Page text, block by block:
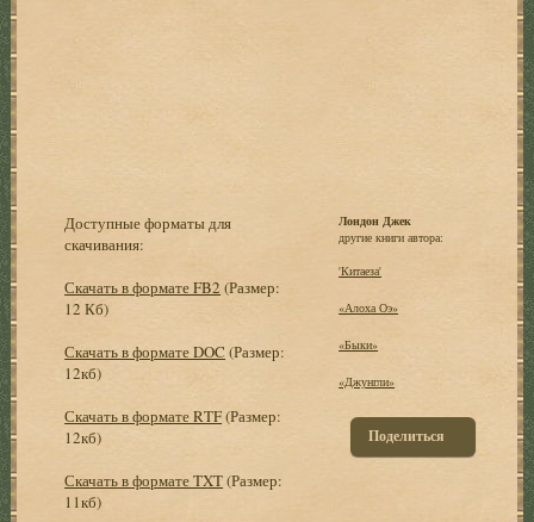
Доступные форматы для
скачивания:
Скачать в формате FB2 (Размер:
12 Кб)
Скачать в формате DOC (Размер:
12кб)
Скачать в формате RTF(Размер:
12кб)
Скачать в формате TXT(Размер:
11кб)
Лондон Джек
другие книги автора:
'Китаеза'
«Алоха Оэ»
«Быки»
«Джунгли»
Поделиться